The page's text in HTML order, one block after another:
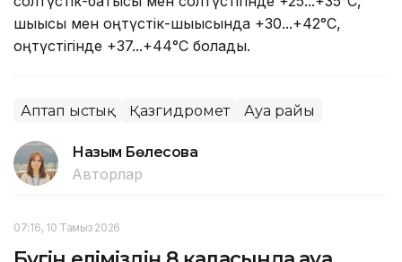
шығысы мен оңтүстік-шығысында +30...+42°С,
оңтүстігінде +37...+44°С болады.
Аптап ыстық Қазгидромет Ауа райы
Назым Бөлесова
Авторлар
07:16, 10 Тамыз 2026